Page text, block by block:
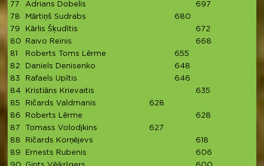
77
Adrians Dobelis 697
78
Mārtiņš Sudrabs 680
79
Kārlis Šķudītis 672
80
Raivo Reinis 668
81
Roberts Toms Lērme 655
82
Daniels Denisenko 648
83
Rafaels Upītis 646
84
Kristiāns Krievaitis 635
85
Ričards Valdmanis 628
86
Roberts Lērme 628
87
Tomass Volodjkins 627
88
Ričards Korņējevs 618
89
Ernests Rubenis 606